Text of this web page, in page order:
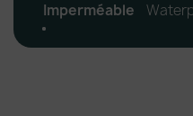
Imperméable